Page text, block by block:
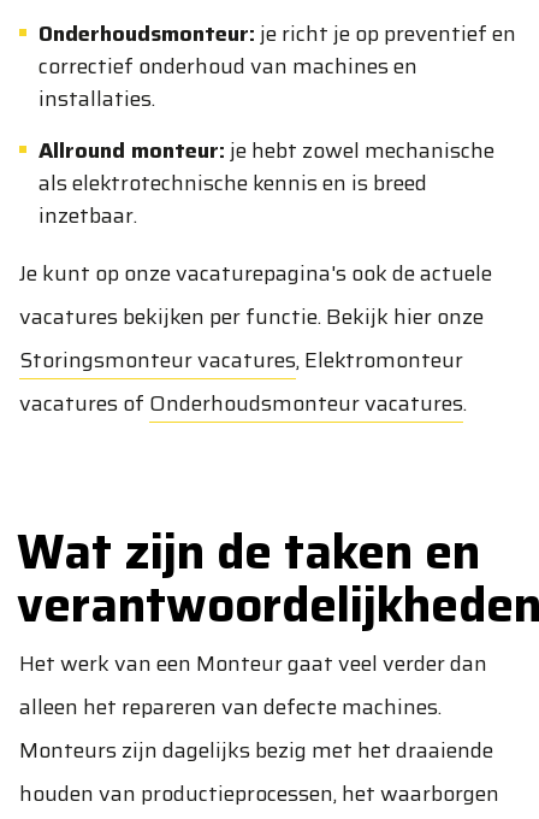
Onderhoudsmonteur:je richt je op preventief en
correctief onderhoud van machines en
installaties.
Allround monteur:je hebt zowel mechanische
als elektrotechnische kennis en is breed
inzetbaar.
Je kunt op onze vacaturepagina's ook de actuele
vacatures bekijken per functie. Bekijk hier onze
Storingsmonteur vacatures,Elektromonteur
vacaturesof Onderhoudsmonteur vacatures.
Wat zijn de taken en
Het werk van een Monteur gaat veel verder dan
alleen het repareren van defecte machines.
Monteurs zijn dagelijks bezig met het draaiende
houden van productieprocessen, het waarborgen